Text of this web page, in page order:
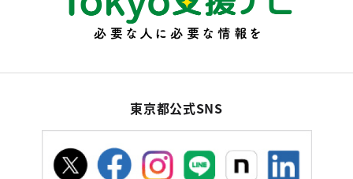
東京都公式SNS